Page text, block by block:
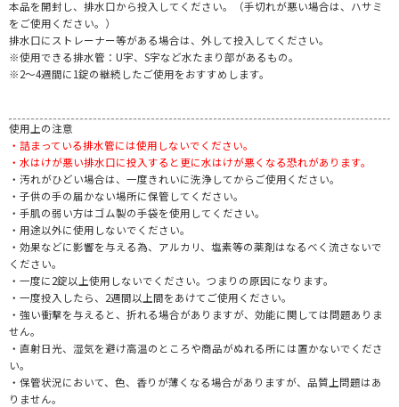
本品を開封し、排水口から投入してください。（手切れが悪い場合は、ハサミ
をご使用ください。）
排水口にストレーナー等がある場合は、外して投入してください。
※使用できる排水管：U字、S字など水たまり部があるもの。
※2～4週間に1錠の継続したご使用をおすすめします。
使用上の注意
・詰まっている排水管には使用しないでください。
・水はけが悪い排水口に投入すると更に水はけが悪くなる恐れがあります。
・汚れがひどい場合は、一度きれいに洗浄してからご使用ください。
・子供の手の届かない場所に保管してください。
・手肌の弱い方はゴム製の手袋を使用してください。
・用途以外に使用しないでください。
・効果などに影響を与える為、アルカリ、塩素等の薬剤はなるべく流さないで
ください。
・一度に2錠以上使用しないでください。つまりの原因になります。
・一度投入したら、2週間以上間をあけてご使用ください。
・強い衝撃を与えると、折れる場合がありますが、効能に関しては問題ありま
せん。
・直射日光、湿気を避け高温のところや商品がぬれる所には置かないでくださ
い。
・保管状況において、色、香りが薄くなる場合がありますが、品質上問題はあ
りません。